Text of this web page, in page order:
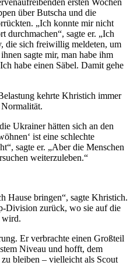
über Butscha und die
„Ich konnte mir nicht
durchmachen“, sagte er. „Ich
die sich freiwillig meldeten, um
sagte mir, man habe ihm
habe einen Säbel. Damit gehe
kehrte Khristich immer
Ukrainer hätten sich an den
ist eine schlechte
sagte er. „Aber die Menschen
weiterzuleben.“
Hause bringen“, sagte Khristich.
Division zurück, wo sie auf die
wird.
Er verbrachte einen Großteil
Niveau und hofft, dem
bleiben – vielleicht als Scout